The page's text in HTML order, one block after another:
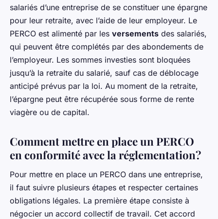
salariés d’une entreprise de se constituer une épargne
pour leur retraite, avec l’aide de leur employeur. Le
PERCO est alimenté par les versements des salariés,
qui peuvent être complétés par des abondements de
l’employeur. Les sommes investies sont bloquées
jusqu’à la retraite du salarié, sauf cas de déblocage
anticipé prévus par la loi. Au moment de la retraite,
l’épargne peut être récupérée sous forme de rente
viagère ou de capital.
Comment mettre en place un PERCO
en conformité avec la réglementation?
Pour mettre en place un PERCO dans une entreprise,
il faut suivre plusieurs étapes et respecter certaines
obligations légales. La première étape consiste à
négocier un accord collectif de travail. Cet accord